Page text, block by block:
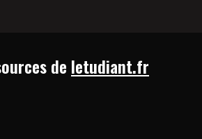
de letudiant.fr